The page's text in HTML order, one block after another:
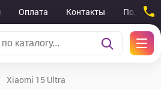
Оплата Контакты
Xiaomi 15 Ultra